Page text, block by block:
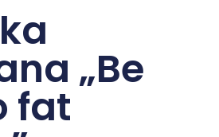
„Be
fat